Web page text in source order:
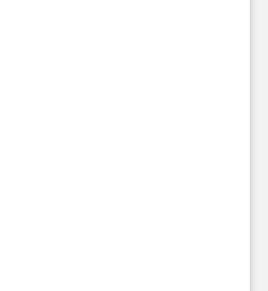
nghiệp, thoại, bảo mật và